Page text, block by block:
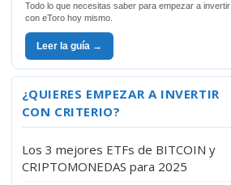
Todo lo que necesitas saber para empezar a invertir
con eToro hoy mismo.
Leer la guía →
¿QUIERES EMPEZAR A INVERTIR
CON CRITERIO?
Los 3 mejores ETFs de BITCOIN y
CRIPTOMONEDAS para 2025